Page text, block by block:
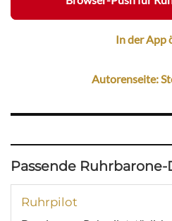
In der App
Autorenseite:
Passende Ruhrbarone-
Ruhrpilot